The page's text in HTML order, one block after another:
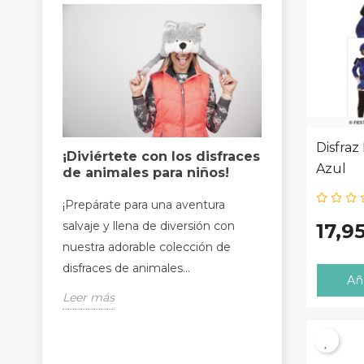
¡Diviértete con los disfraces
de animales para niños!
¡Prepárate para una aventura
salvaje y llena de diversión con
nuestra adorable colección de
disfraces de animales...
Leer más
Ideas de
elegantes
¿Estás
y sofisticado
te invitamos
Leer más
Disfraz
Azul